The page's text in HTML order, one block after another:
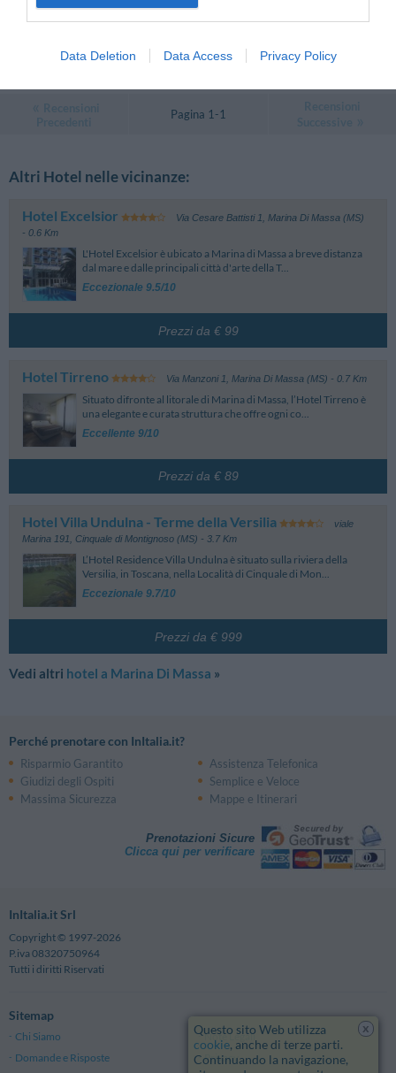
Data Deletion Data Access Privacy Policy
Viaggiatore Singolo Business
dettagli
Pagina 1-1
Altri Hotel nelle vicinanze:
Hotel Excelsior Via Cesare Battisti 1, Marina Di Massa (MS)
- 0.6 Km
L'Hotel Excelsior è ubicato a Marina di Massa a breve distanza
dal mare e dalle principali città d'arte della T...
Eccezionale 9.5/10
Prezzi da € 99
Hotel Tirreno Via Manzoni 1 Marina Di Massa (MS) - 0.7 Km
Situato difronte al litorale di Marina di Massa, l’Hotel Tirreno è
una elegante e curata struttura che offre ogni co...
Eccellente 9/10
Prezzi da € 89
Hotel Villa Undulna - Terme della Versilia
viale
Marina 191, Cinquale di Montignoso (MS) - 3.7 Km
L’Hotel Residence Villa Undulna è situato sulla riviera della
Versilia, in Toscana, nella Località di Cinquale di Mon...
Eccezionale 9.7/10
Prezzi da € 999
Vedi altri hotel a Marina Di Massa »
Perché prenotare con InItalia.it?
Risparmio Garantito
Assistenza Telefonica
Giudizi degli Ospiti
Semplice e Veloce
Massima Sicurezza
Mappe e Itinerari
Prenotazioni Sicure
Clicca qui per verificare
InItalia.it Srl
Copyright © 1997-2026
P.iva 08320750964
Tutti i diritti Riservati
Sitemap
Chi Siamo
Note Legali
Domande e Risposte
Privacy
x
Questo sito Web utilizza
cookie, anche di terze parti.
Continuando la navigazione,